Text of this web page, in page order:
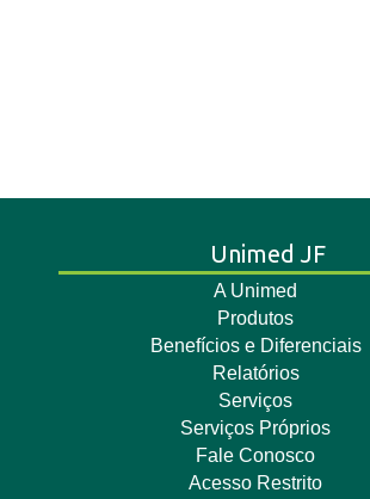
Unimed JF
A Unimed
Produtos
Benefícios e Diferenciais
Relatórios
Serviços
Serviços Próprios
Fale Conosco
Acesso Restrito